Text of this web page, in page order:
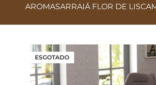
AROMASARRAIÁ FLOR DE LIS
ESGOTADO